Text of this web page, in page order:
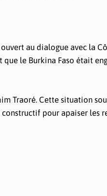
au dialogue avec la
le Burkina Faso était
Traoré. Cette situation
pour apaiser les